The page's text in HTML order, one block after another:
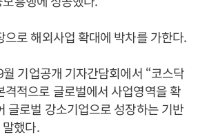
으로 해외사업 확대에 박차를 가한다.
기업공개 기자간담회에서 “코스닥
격적으로 글로벌에서 사업영역을 확
글로벌 강소기업으로 성장하는 기반
했다.